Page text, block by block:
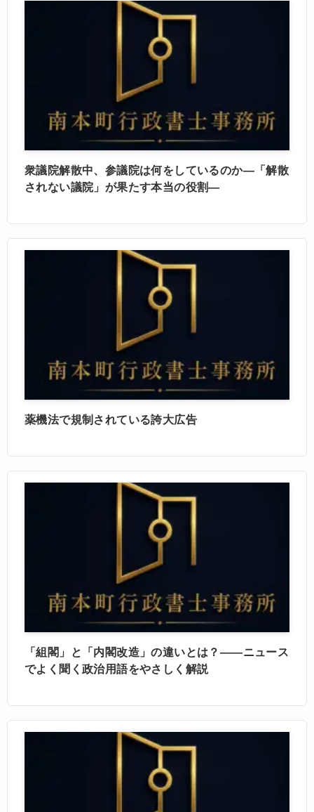
衆議院解散中、参議院は何をしているのか―「解散
されない議院」が果たす本当の役割―
薬機法で規制されている誇大広告
「組閣」と「内閣改造」の違いとは？——ニュース
でよく聞く政治用語をやさしく解説